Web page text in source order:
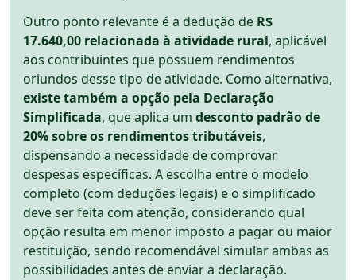
Outro ponto relevante é a dedução de R$
17.640,00 relacionada à atividade rural, aplicável
aos contribuintes que possuem rendimentos
oriundos desse tipo de atividade. Como alternativa,
existe também a opção pela Declaração
Simplificada, que aplica um desconto padrão de
20% sobre os rendimentos tributáveis,
dispensando a necessidade de comprovar
despesas específicas. A escolha entre o modelo
completo (com deduções legais) e o simplificado
deve ser feita com atenção, considerando qual
opção resulta em menor imposto a pagar ou maior
restituição, sendo recomendável simular ambas as
possibilidades antes de enviar a declaração.